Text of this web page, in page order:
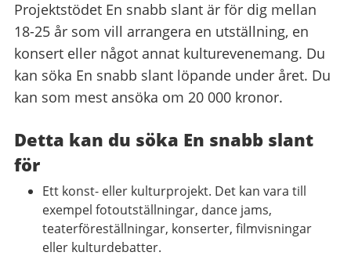
Projektstödet En snabb slant är för dig mellan
18-25 år som vill arrangera en utställning, en
konsert eller något annat kulturevenemang. Du
kan söka En snabb slant löpande under året. Du
kan som mest ansöka om 20 000 kronor.
Detta kan du söka En snabb slant
för
Ett konst- eller kulturprojekt. Det kan vara till
exempel fotoutställningar, dance jams,
teaterföreställningar, konserter, filmvisningar
eller kulturdebatter.